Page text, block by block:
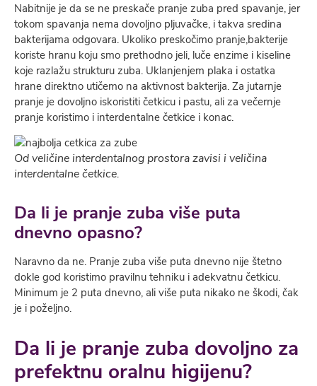
Nabitnije je da se ne preskače pranje zuba pred spavanje, jer
tokom spavanja nema dovoljno pljuvačke, i takva sredina
bakterijama odgovara. Ukoliko preskočimo pranje,bakterije
koriste hranu koju smo prethodno jeli, luče enzime i kiseline
koje razlažu strukturu zuba. Uklanjenjem plaka i ostatka
hrane direktno utičemo na aktivnost bakterija. Za jutarnje
pranje je dovoljno iskoristiti četkicu i pastu, ali za večernje
pranje koristimo i interdentalne četkice i konac.
Od veličine interdentalnog prostora zavisi i veličina
interdentalne četkice.
Da li je pranje zuba više puta
dnevno opasno?
Naravno da ne. Pranje zuba više puta dnevno nije štetno
dokle god koristimo pravilnu tehniku i adekvatnu četkicu.
Minimum je 2 puta dnevno, ali više puta nikako ne škodi, čak
je i poželjno.
Da li je pranje zuba dovoljno za
prefektnu oralnu higijenu?